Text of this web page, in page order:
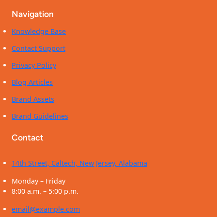
Navigation
Knowledge Base
Contact Support
Privacy Policy
Blog Articles
Brand Assets
Brand Guidelines
Contact
14th Street, Caltech, New Jersey, Alabama
Monday – Friday
8:00 a.m. – 5:00 p.m.
email@example.com